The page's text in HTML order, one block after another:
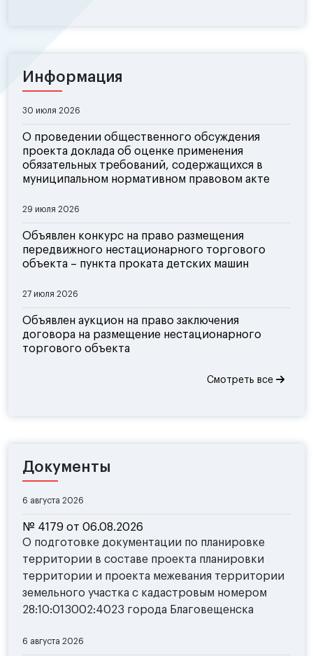
Информация
30 июля 2026
О проведении общественного обсуждения
проекта доклада об оценке применения
обязательных требований, содержащихся в
муниципальном нормативном правовом акте
29 июля 2026
Объявлен конкурс на право размещения
передвижного нестационарного торгового
объекта – пункта проката детских машин
27 июля 2026
Объявлен аукцион на право заключения
договора на размещение нестационарного
торгового объекта
Смотреть все
Документы
6 августа 2026
№ 4179 от 06.08.2026
О подготовке документации по планировке
территории в составе проекта планировки
территории и проекта межевания территории
земельного участка с кадастровым номером
28:10:013002:4023 города Благовещенска
6 августа 2026